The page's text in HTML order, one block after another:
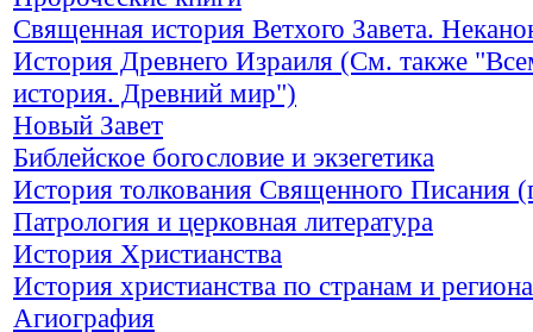
Священная история Ветхого Завета.
История Древнего Израиля (См. также
история. Древний мир")
Новый Завет
Библейское богословие и экзегетика
История толкования Священного Писания
Патрология и церковная литература
История Христианства
История христианства по странам и
Агиография